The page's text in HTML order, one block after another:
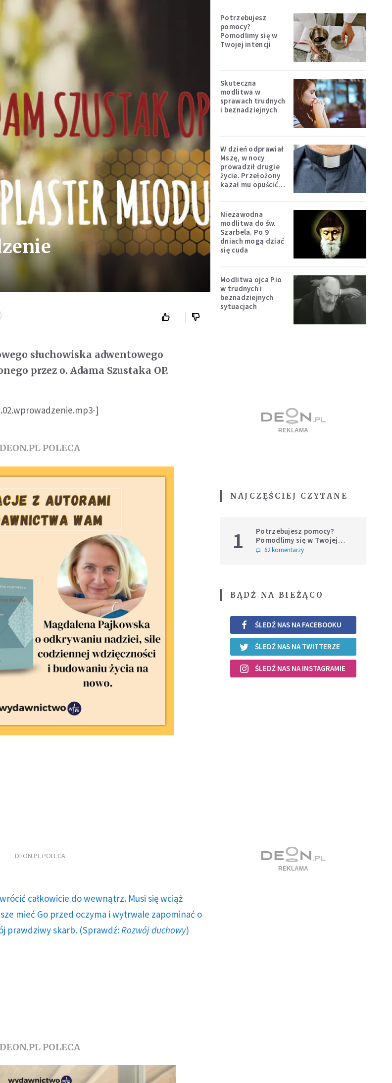
słuchowiska adwentowego
przez o. Adama Szustaka OP.
]
DEON.PL POLECA
DEON.PL POLECA
całkowicie do wewnątrz. Musi się wciąż
mieć Go przed oczyma i wytrwale zapominać o
prawdziwy skarb. (Sprawdź: Rozwój duchowy)
DEON.PL POLECA
Potrzebujesz
pomocy?
Pomodlimy się w
Twojej intencji
Skuteczna
modlitwa w
sprawach trudnych
i beznadziejnych
W dzień odprawiał
Mszę, w nocy
prowadził drugie
życie. Przełożony
kazał mu opuścić
Niezawodna
modlitwa do św.
Szarbela. Po 9
dniach mogą dziać
się cuda
Modlitwa ojca Pio
w trudnych i
beznadziejnych
sytuacjach
NAJCZĘŚCIEJ CZYTANE
1
Potrzebujesz pomocy?
Pomodlimy się w Twojej
intencji
62 komentarzy
BĄDŹ NA BIEŻĄCO
ŚLEDŹ NAS NA FACEBOOKU
ŚLEDŹ NAS NA TWITTERZE
ŚLEDŹ NAS NA INSTAGRAMIE